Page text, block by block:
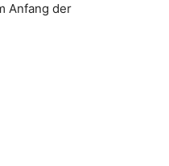
Anfang der